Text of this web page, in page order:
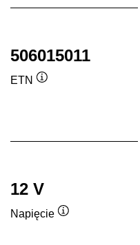
506015011
ETN
12 V
Napięcie